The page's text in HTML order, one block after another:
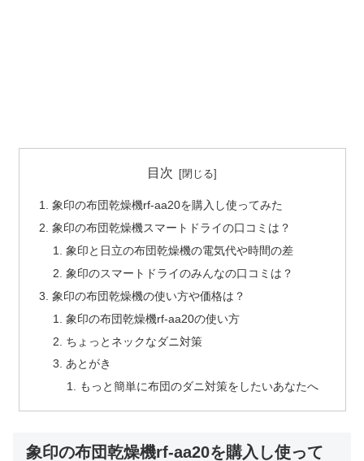
目次
象印の布団乾燥機rf-aa20を購入し使ってみた
象印の布団乾燥機スマートドライの口コミは？
象印と日立の布団乾燥機の電気代や時間の差
象印のスマートドライのみんなの口コミは？
象印の布団乾燥機の使い方や価格は？
象印の布団乾燥機rf-aa20の使い方
ちょっとネックなダニ対策
あとがき
もっと簡単に布団のダニ対策をしたいあなたへ
象印の布団乾燥機rf-aa20を購入し使って